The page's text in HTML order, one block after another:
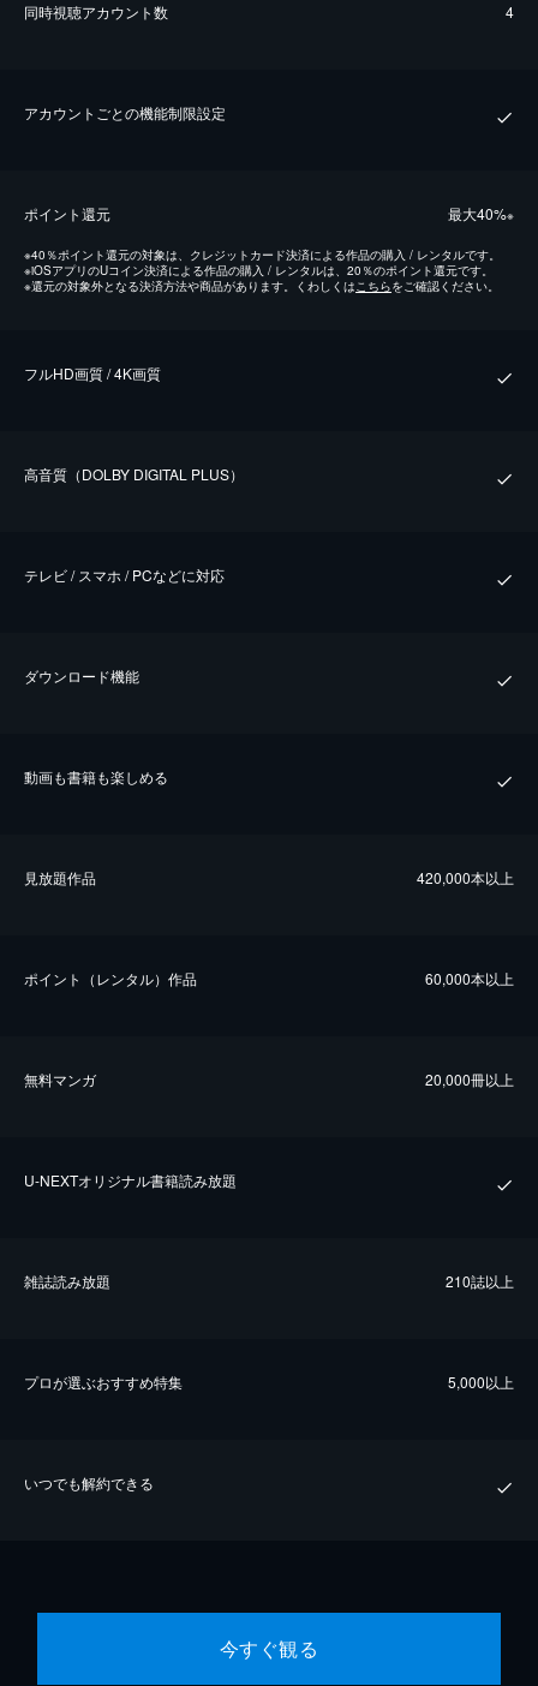
同時視聴アカウント数 4
アカウントごとの機能制限設定
ポイント還元 最⼤40%※
※40％ポイント還元の対象は、クレジットカード決済による作品の購入 / レンタルです。
※iOSアプリのUコイン決済による作品の購入 / レンタルは、20％のポイント還元です。
※還元の対象外となる決済方法や商品があります。くわしくはこちらをご確認ください。
フルHD画質 / 4K画質
⾼⾳質（DOLBY DIGITAL PLUS）
テレビ / スマホ / PCなどに対応
ダウンロード機能
動画も書籍も楽しめる
⾒放題作品 420,000本以上
ポイント（レンタル）作品 60,000本以上
無料マンガ 20,000冊以上
U-NEXTオリジナル書籍読み放題
雑誌読み放題 210誌以上
プロが選ぶおすすめ特集 5,000以上
いつでも解約できる
今すぐ観る